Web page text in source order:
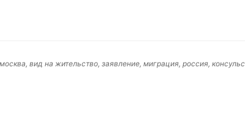
вид на жительство, заявление, миграция, россия,